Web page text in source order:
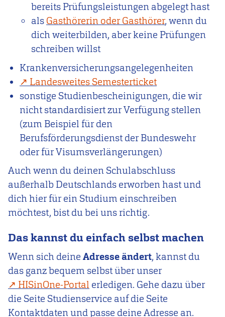
bereits Prüfungsleistungen abgelegt hast
als Gasthörerin oder Gasthörer, wenn du
dich weiterbilden, aber keine Prüfungen
schreiben willst
Krankenversicherungsangelegenheiten
Landesweites Semesterticket
sonstige Studienbescheinigungen, die wir
nicht standardisiert zur Verfügung stellen
(zum Beispiel für den
Berufsförderungsdienst der Bundeswehr
oder für Visumsverlängerungen)
Auch wenn du deinen Schulabschluss
außerhalb Deutschlands erworben hast und
dich hier für ein Studium einschreiben
möchtest, bist du bei uns richtig.
Das kannst du einfach selbst machen
Wenn sich deine Adresse ändert, kannst du
das ganz bequem selbst über unser
HISinOne-Portal erledigen. Gehe dazu über
die Seite Studienservice auf die Seite
Kontaktdaten und passe deine Adresse an.